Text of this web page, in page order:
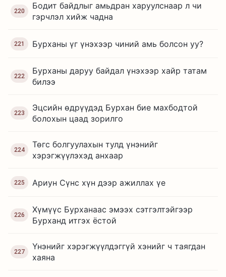
220
Бодит байдлыг амьдран харуулснаар л чи
гэрчлэл хийж чадна
221 Бурханы үг үнэхээр чиний амь болсон уу?
222
Бурханы даруу байдал үнэхээр хайр татам
билээ
223
Эцсийн өдрүүдэд Бурхан бие махбодтой
болохын цаад зорилго
224
Төгс болгуулахын тулд үнэнийг
хэрэгжүүлэхэд анхаар
225 Ариун Сүнс хүн дээр ажиллах үе
226
Хүмүүс Бурханаас эмээх сэтгэлтэйгээр
Бурханд итгэх ёстой
227
Үнэнийг хэрэгжүүлдэггүй хэнийг ч таягдан
хаяна